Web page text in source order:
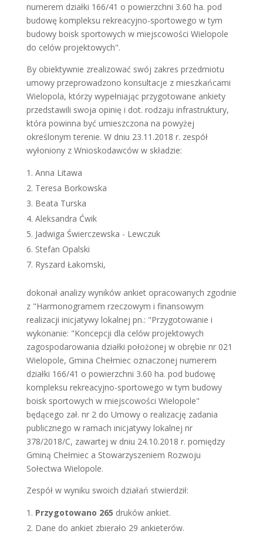
numerem działki 166/41 o powierzchni 3.60 ha. pod
budowę kompleksu rekreacyjno-sportowego w tym
budowy boisk sportowych w miejscowości Wielopole
do celów projektowych".
By obiektywnie zrealizować swój zakres przedmiotu
umowy przeprowadzono konsultacje z mieszkańcami
Wielopola, którzy wypełniając przygotowane ankiety
przedstawili swoja opinię i dot. rodzaju infrastruktury,
która powinna być umieszczona na powyżej
określonym terenie. W dniu 23.11.2018 r. zespół
wyłoniony z Wnioskodawców w składzie:
Anna Litawa
Teresa Borkowska
Beata Turska
Aleksandra Ćwik
Jadwiga Świerczewska - Lewczuk
Stefan Opalski
Ryszard Łakomski,
dokonał analizy wyników ankiet opracowanych zgodnie
z "Harmonogramem rzeczowym i finansowym
realizacji inicjatywy lokalnej pn.: "Przygotowanie i
wykonanie: "Koncepcji dla celów projektowych
zagospodarowania działki położonej w obrębie nr 021
Wielopole, Gmina Chełmiec oznaczonej numerem
działki 166/41 o powierzchni 3.60 ha. pod budowę
kompleksu rekreacyjno-sportowego w tym budowy
boisk sportowych w miejscowości Wielopole"
będącego zał. nr 2 do Umowy o realizację zadania
publicznego w ramach inicjatywy lokalnej nr
378/2018/C, zawartej w dniu 24.10.2018 r. pomiędzy
Gminą Chełmiec a Stowarzyszeniem Rozwoju
Sołectwa Wielopole.
Zespół w wyniku swoich działań stwierdził:
Przygotowano 265 druków ankiet.
Dane do ankiet zbierało 29 ankieterów.